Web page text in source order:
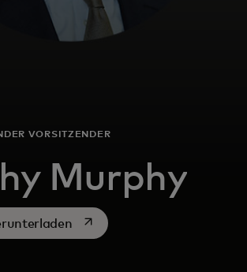
VORSITZENDER
Murphy
wird in einer neuen